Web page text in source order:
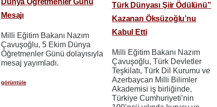
Mesajı
Milli Eğitim Bakanı Nazım
Çavuşoğlu, 5 Ekim Dünya
Öğretmenler Günü dolayısıyla
mesaj yayımladı.
görüntüle
Türk Dünyası Şiir Ödülünü”
Kazanan Öksüzoğlu’nu
Kabul Etti
Milli Eğitim Bakanı Nazım
Çavuşoğlu, Türk Devletler
Teşkilatı, Türk Dil Kurumu ve
Azerbaycan Milli Bilimler
Akademisi iş birliğinde,
Türkiye Cumhuriyeti’nin